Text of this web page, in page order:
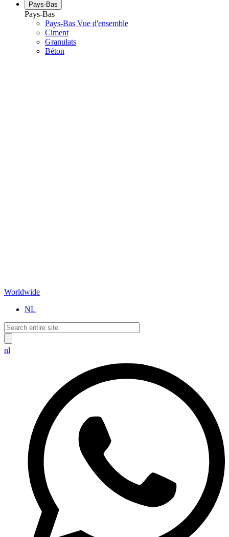
Pays-Bas
Pays-Bas
Pays-Bas Vue d'ensemble
Ciment
Granulats
Béton
Worldwide
NL
nl